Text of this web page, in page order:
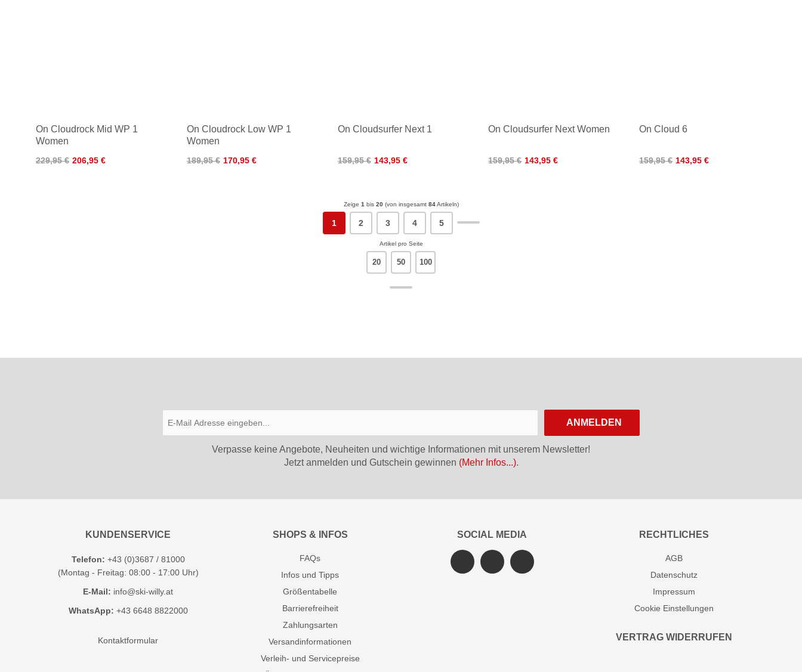
On Cloudrock Mid WP 1
Women
229,95 € 206,95 €
On Cloudrock Low WP 1
Women
189,95 € 170,95 €
On Cloudsurfer Next 1
159,95 € 143,95 €
On Cloudsurfer Next Women
159,95 € 143,95 €
On Cloud 6
159,95 € 143,95 €
Zeige 1 bis 20(von insgesamt 84Artikeln)
1 2 3 4 5
Artikel pro Seite
20 50 100
ANMELDEN
Verpasse keine Angebote, Neuheiten und wichtige Informationen mit unserem Newsletter!
Jetzt anmelden und Gutschein gewinnen (Mehr Infos...).
KUNDENSERVICE
Telefon: +43 (0)3687 / 81000
(Montag - Freitag: 08:00 - 17:00 Uhr)
E-Mail: info@ski-willy.at
WhatsApp: +43 6648 8822000
Kontaktformular
SHOPS & INFOS
FAQs
Infos und Tipps
Größentabelle
Barrierefreiheit
Zahlungsarten
Versandinformationen
Verleih- und Servicepreise
SOCIAL MEDIA RECHTLICHES
AGB
Datenschutz
Impressum
Cookie Einstellungen
VERTRAG WIDERRUFEN